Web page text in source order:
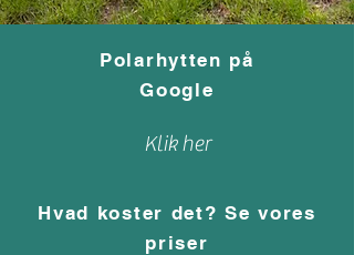
Polarhytten på
Google
Klik her
Hvad koster det? Se vores
priser